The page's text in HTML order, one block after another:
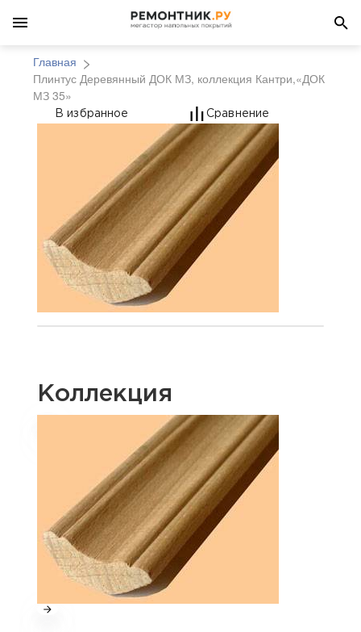
Главная
Плинтус Деревянный ДОК МЗ, коллекция Кантри,«ДОК
МЗ 35»
Плинтус
В избранное Сравнение
Коллекция